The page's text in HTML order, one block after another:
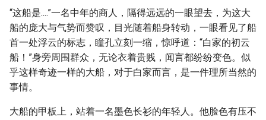
“这船是....”一名中年的商人，隔得远远的一眼望去，为这大
船的庞大与气势而赞叹，目光随着船身转动，一眼看见了船
首一处浮云的标志，瞳孔立刻一缩，惊呼道：“白家的初云
船！”身旁周围群众，无论衣着贵贱，闻言都纷纷变色。似
乎这样奇迹一样的大船，对于白家而言，是一件理所当然的
事情。
大船的甲板上，站着一名墨色长衫的年轻人。他脸色有压不